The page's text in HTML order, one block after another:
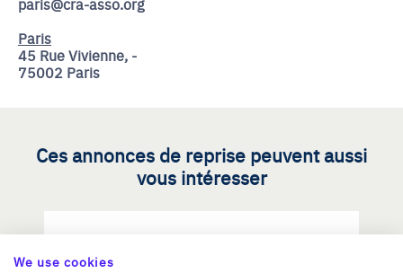
Paris
45 Rue Vivienne, -
75002 Paris
Ces annonces de reprise peuvent aussi
vous intéresser
Reprendre une PME dans les
We use cookies